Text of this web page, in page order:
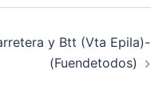
y Btt (Vta Epila)-
(Fuendetodos)